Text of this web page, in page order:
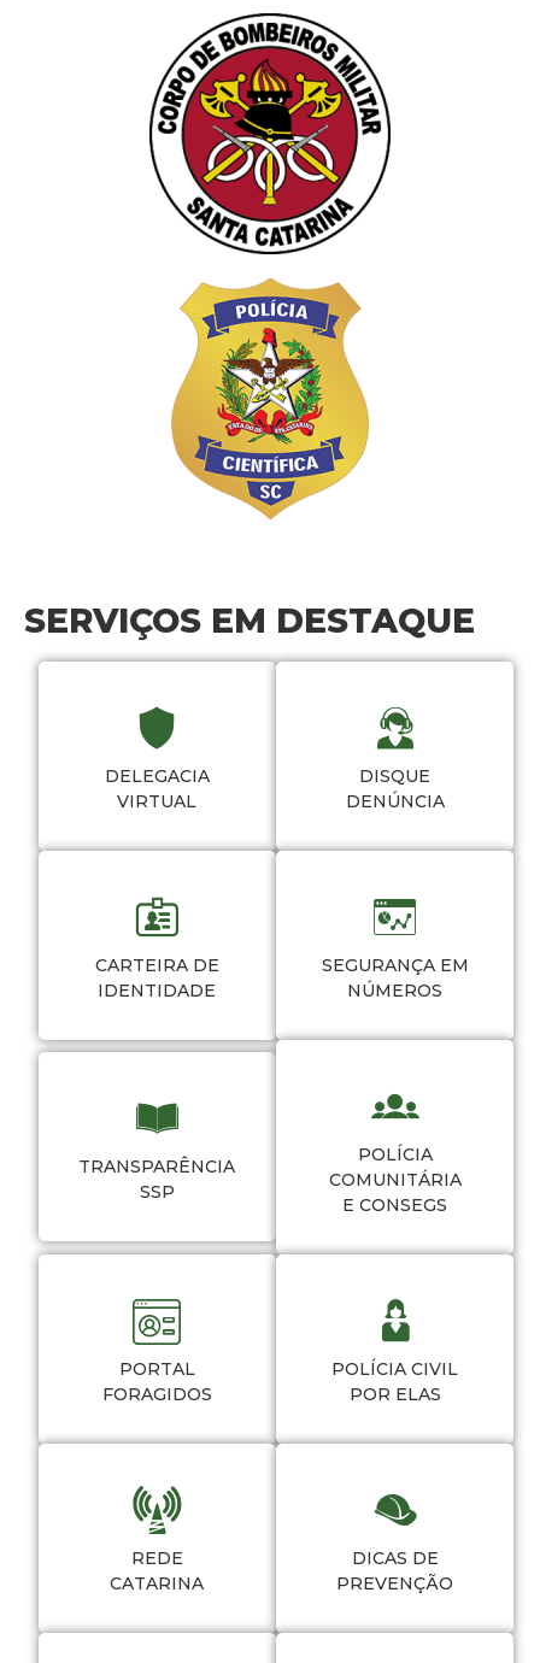
SERVIÇOS EM DESTAQUE
DELEGACIA
VIRTUAL
DISQUE
DENÚNCIA
CARTEIRA DE
IDENTIDADE
SEGURANÇA EM
NÚMEROS
TRANSPARÊNCIA
SSP
POLÍCIA
COMUNITÁRIA
E CONSEGS
PORTAL
FORAGIDOS
POLÍCIA CIVIL
POR ELAS
REDE
CATARINA
DICAS DE
PREVENÇÃO